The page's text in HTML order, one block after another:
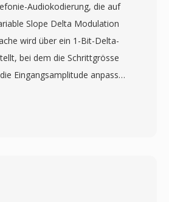
Audiokodierung, die auf
Slope Delta Modulation
wird über ein 1-Bit-Delta-
bei dem die Schrittgrösse
Eingangsamplitude anpasst.
ITU-T) in den 1970er
wird. Dies ergibt extrem